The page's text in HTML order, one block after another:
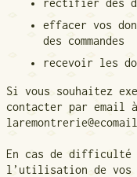
rectifier des
effacer vos
des commandes
recevoir les
Si vous souhaitez
contacter par email
En cas de difficulté
l’utilisation de vos